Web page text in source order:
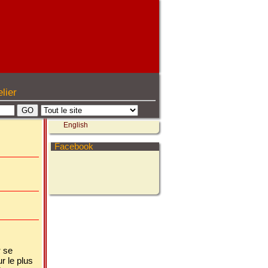
English
Facebook
se
le plus